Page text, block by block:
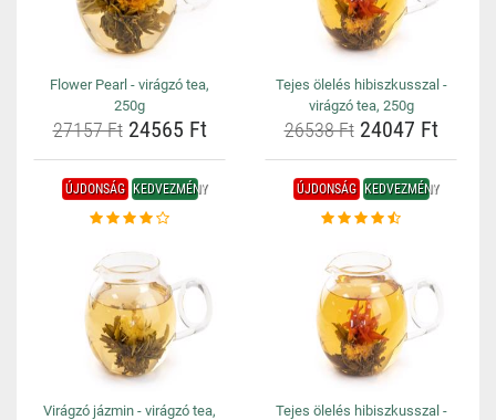
Flower Pearl - virágzó tea,
250g
27157 Ft24565 Ft
Tejes ölelés hibiszkusszal -
virágzó tea, 250g
26538 Ft24047 Ft
ÚJDONSÁG KEDVEZMÉNY
Virágzó jázmin - virágzó tea,
ÚJDONSÁG KEDVEZMÉNY
Tejes ölelés hibiszkusszal -